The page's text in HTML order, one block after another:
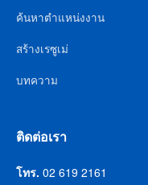
ค้นหาตำแหน่งงาน
สร้างเรซูเม่
บทความ
ติดต่อเรา
โทร. 02 619 2161